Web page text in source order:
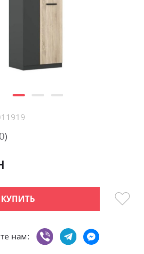
0
КУПИТЬ
нам: